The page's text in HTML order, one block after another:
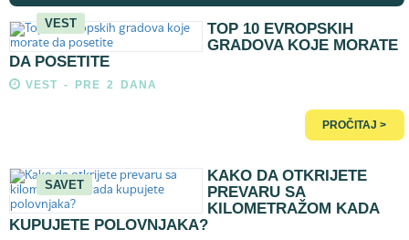
VEST
TOP 10 EVROPSKIH
GRADOVA KOJE MORATE
DA POSETITE
VEST - PRE 2 DANA
PROČITAJ >
SAVET
KAKO DA OTKRIJETE
PREVARU SA
KILOMETRAŽOM KADA
KUPUJETE POLOVNJAKA?